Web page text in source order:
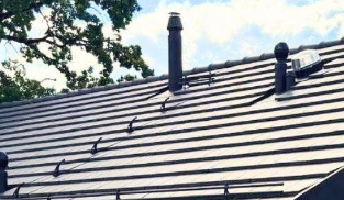
Louer
Estimer | Vendre
Nos prestations
Notre équipe